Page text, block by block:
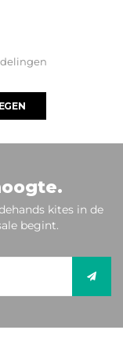
kites in de
begint.